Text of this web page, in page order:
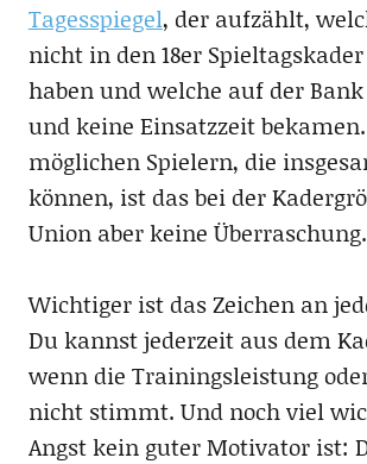
Tagesspiegel, der aufzählt,
nicht in den 18er
haben und welche auf der
und keine Einsatzzeit bekamen.
möglichen Spielern, die
können, ist das bei der
Union aber keine Überraschung.
Wichtiger ist das Zeichen an
Du kannst jederzeit aus dem
wenn die Trainingsleistung
nicht stimmt. Und noch viel
Angst kein guter Motivator ist: